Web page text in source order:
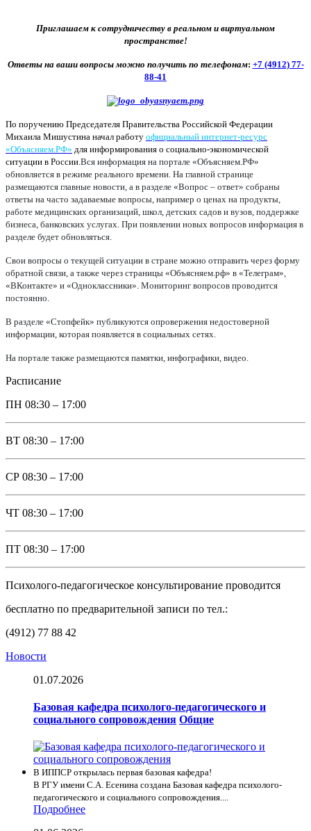
Приглашаем к сотрудничеству в реальном и виртуальном
пространстве!
Ответы на ваши вопросы можно получить по телефонам: +7 (4912) 77-
88-41
По поручению Председателя Правительства Российской Федерации
Михаила Мишустина начал работу официальный интернет-ресурс
«Объясняем.РФ» для информирования о социально-экономической
ситуации в России. Вся информация на портале «Объясняем.РФ»
обновляется в режиме реального времени. На главной странице
размещаются главные новости, а в разделе «Вопрос – ответ» собраны
ответы на часто задаваемые вопросы, например о ценах на продукты,
работе медицинских организаций, школ, детских садов и вузов, поддержке
бизнеса, банковских услугах. При появлении новых вопросов информация в
разделе будет обновляться.
Свои вопросы о текущей ситуации в стране можно отправить через форму
обратной связи, а также через страницы «Объясняем.рф» в «Телеграм»,
«ВКонтакте» и «Одноклассники». Мониторинг вопросов проводится
постоянно.
В разделе «Стопфейк» публикуются опровержения недостоверной
информации, которая появляется в социальных сетях.
На портале также размещаются памятки, инфографики, видео.
Расписание
ПН 08:30 – 17:00
ВТ 08:30 – 17:00
СР 08:30 – 17:00
ЧТ 08:30 – 17:00
ПТ 08:30 – 17:00
Психолого-педагогическое консультирование проводится
бесплатно по предварительной записи по тел.:
(4912) 77 88 42
Новости
01.07.2026
Базовая кафедра психолого-педагогического и
социального сопровождения Общие
В ИППСР открылась первая базовая кафедра!
В РГУ имени С.А. Есенина создана Базовая кафедра психолого-
педагогического и социального сопровождения....
Подробнее